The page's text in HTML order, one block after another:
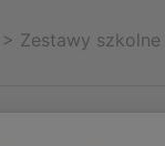
> Zestawy szkolne